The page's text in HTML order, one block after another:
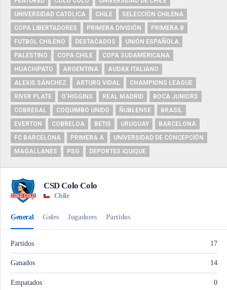
UNIVERSIDAD CATÓLICA
CHILE
SELECCIÓN CHILENA
COPA LIBERTADORES
PRIMERA DIVISIÓN
PRIMERA B
FUTBOL CHILENO
DESTACADOS
UNIÓN ESPAÑOLA
PALESTINO
COPA CHILE
COPA SUDAMERICANA
HUACHIPATO
ARGENTINA
AUDAX ITALIANO
ALEXIS SÁNCHEZ
ARTURO VIDAL
CHAMPIONS LEAGUE
RIVER PLATE
O'HIGGINS REAL MADRID
BOCA JUNIORS
COBRESAL
COQUIMBO UNIDO ÑUBLENSE
BRASIL
EVERTON
COBRELOA BETIS URUGUAY
BARCELONA
FC BARCELONA
PRIMERA A
UNIVERSIDAD DE CONCEPCIÓN
MAGALLANES
PSG DEPORTES IQUIQUE